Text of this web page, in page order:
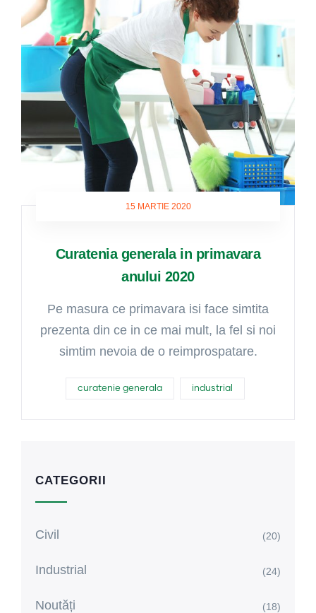
15 MARTIE 2020
Curatenia generala in primavara
anului 2020
Pe masura ce primavara isi face simtita
prezenta din ce in ce mai mult, la fel si noi
simtim nevoia de o reimprospatare.
curatenie generala industrial
CATEGORII
Civil (20)
Industrial (24)
Noutăți (18)